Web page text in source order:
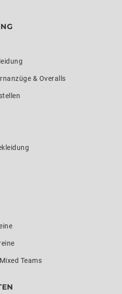
& Overalls
Teams